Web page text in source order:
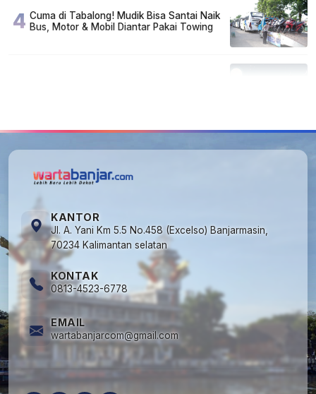
4 Cuma di Tabalong! Mudik Bisa Santai Naik
Bus, Motor & Mobil Diantar Pakai Towing
KANTOR
Jl. A. Yani Km 5.5 No.458 (Excelso) Banjarmasin,
70234 Kalimantan selatan
KONTAK
0813-4523-6778
EMAIL
wartabanjarcom@gmail.com